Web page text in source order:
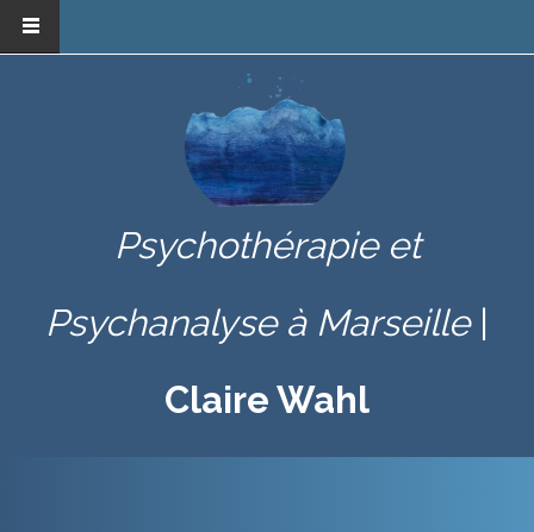
Psychothérapie et
Psychanalyse à Marseille|
Claire Wahl